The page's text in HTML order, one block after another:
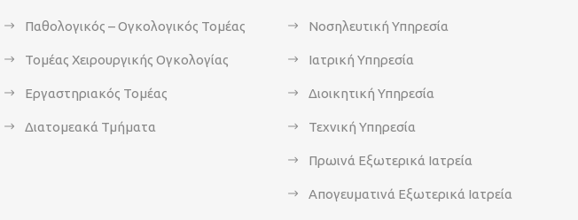
Παθολογικός – Ογκολογικός Τομέας
Τομέας Χειρουργικής Ογκολογίας
Εργαστηριακός Τομέας
Διατομεακά Τμήματα
Νοσηλευτική Υπηρεσία
Ιατρική Υπηρεσία
Διοικητική Υπηρεσία
Τεχνική Υπηρεσία
Πρωινά Εξωτερικά Ιατρεία
Απογευματινά Εξωτερικά Ιατρεία